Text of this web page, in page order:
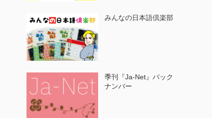
みんなの日本語倶楽部
季刊『Ja-Net』バック
ナンバー